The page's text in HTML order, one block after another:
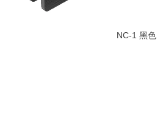
NC-1 黑色